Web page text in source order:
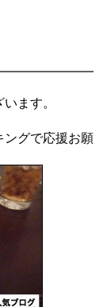
ます。
ングで応援お願